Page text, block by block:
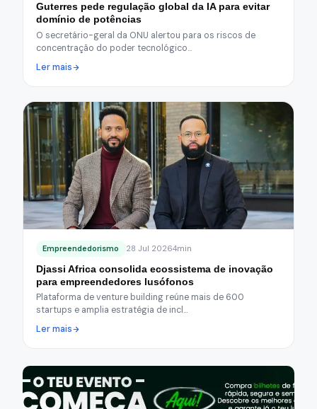
Guterres pede regulação global da IA para evitar
domínio de potências
O secretário-geral da ONU alertou para os riscos de
concentração do poder tecnológico…
Ler mais
Empreendedorismo 28 Jul 20264min
Djassi Africa consolida ecossistema de inovação
para empreendedores lusófonos
Plataforma de venture building reúne mais de 600
startups e amplia estratégia de incl…
Ler mais